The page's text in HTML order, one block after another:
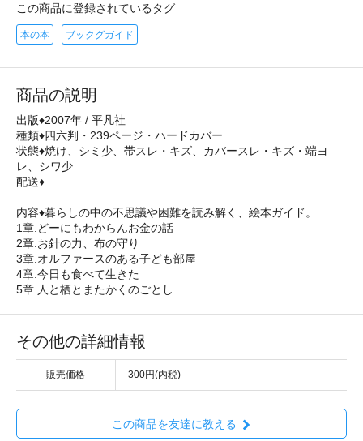
この商品に登録されているタグ
本の本 ブックグガイド
商品の説明
出版♦2007年 / 平凡社
種類♦四六判・239ページ・ハードカバー
状態♦焼け、シミ少、帯スレ・キズ、カバースレ・キズ・端ヨ
レ、シワ少
配送♦
内容♦暮らしの中の不思議や困難を読み解く、絵本ガイド。
1章.どーにもわからんお金の話
2章.お針の力、布の守り
3章.オルファースのある子ども部屋
4章.今日も食べて生きた
5章.人と栖とまたかくのごとし
その他の詳細情報
販売価格 300円(内税)
この商品を友達に教える